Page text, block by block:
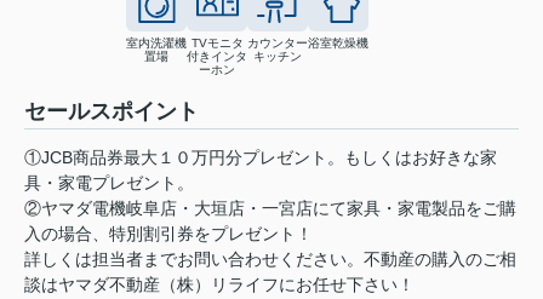
室内洗濯機
置場
TVモニタ
付きインタ
ーホン
カウンター
キッチン
浴室乾燥機
セールスポイント
①JCB商品券最大１０万円分プレゼント。もしくはお好きな家
具・家電プレゼント。
②ヤマダ電機岐阜店・大垣店・一宮店にて家具・家電製品をご購
入の場合、特別割引券をプレゼント！
詳しくは担当者までお問い合わせください。不動産の購入のご相
談はヤマダ不動産（株）リライフにお任せ下さい！